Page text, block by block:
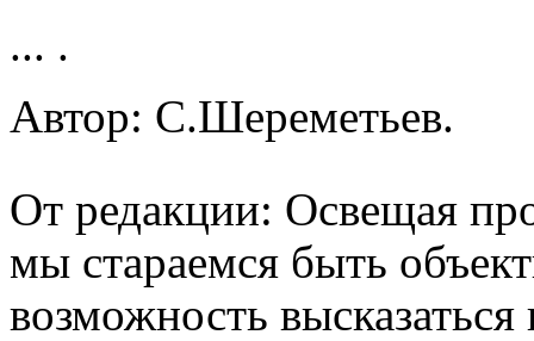
... .
Автор: С.Шереметьев.
От редакции: Освещая
мы стараемся быть
возможность